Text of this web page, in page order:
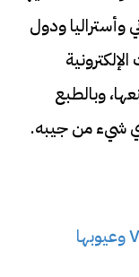
وأستراليا ودول
وبالطبع
شيء من جيبه.